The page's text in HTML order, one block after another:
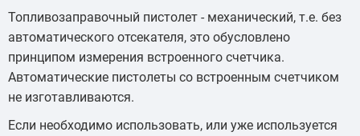
Топливозаправочный пистолет - механический, т.е. без
автоматического отсекателя, это обусловлено
принципом измерения встроенного счетчика.
Автоматические пистолеты со встроенным счетчиком
не изготавливаются.
Если необходимо использовать, или уже используется